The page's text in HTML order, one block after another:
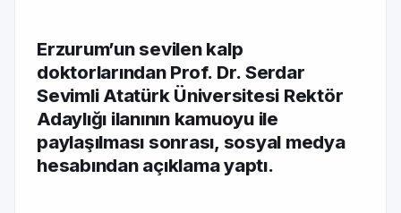
Erzurum’un sevilen kalp
doktorlarından Prof. Dr. Serdar
Sevimli Atatürk Üniversitesi Rektör
Adaylığı ilanının kamuoyu ile
paylaşılması sonrası, sosyal medya
hesabından açıklama yaptı.